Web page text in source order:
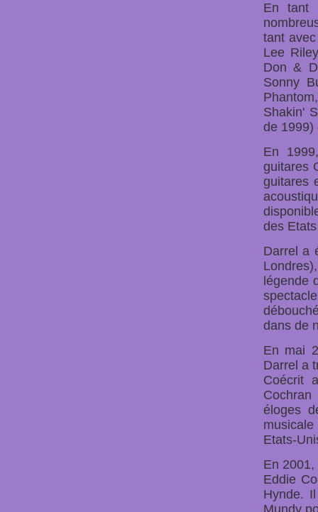
En tant
tant
Lee
Don &
Sonny
Shakin'
de 1999)
En
guitares
guitares
des
Darrel a
légende
dans de
En mai
Darrel a
Coécrit
éloges
Etats-
En
Eddie
Hynde.
Mundy